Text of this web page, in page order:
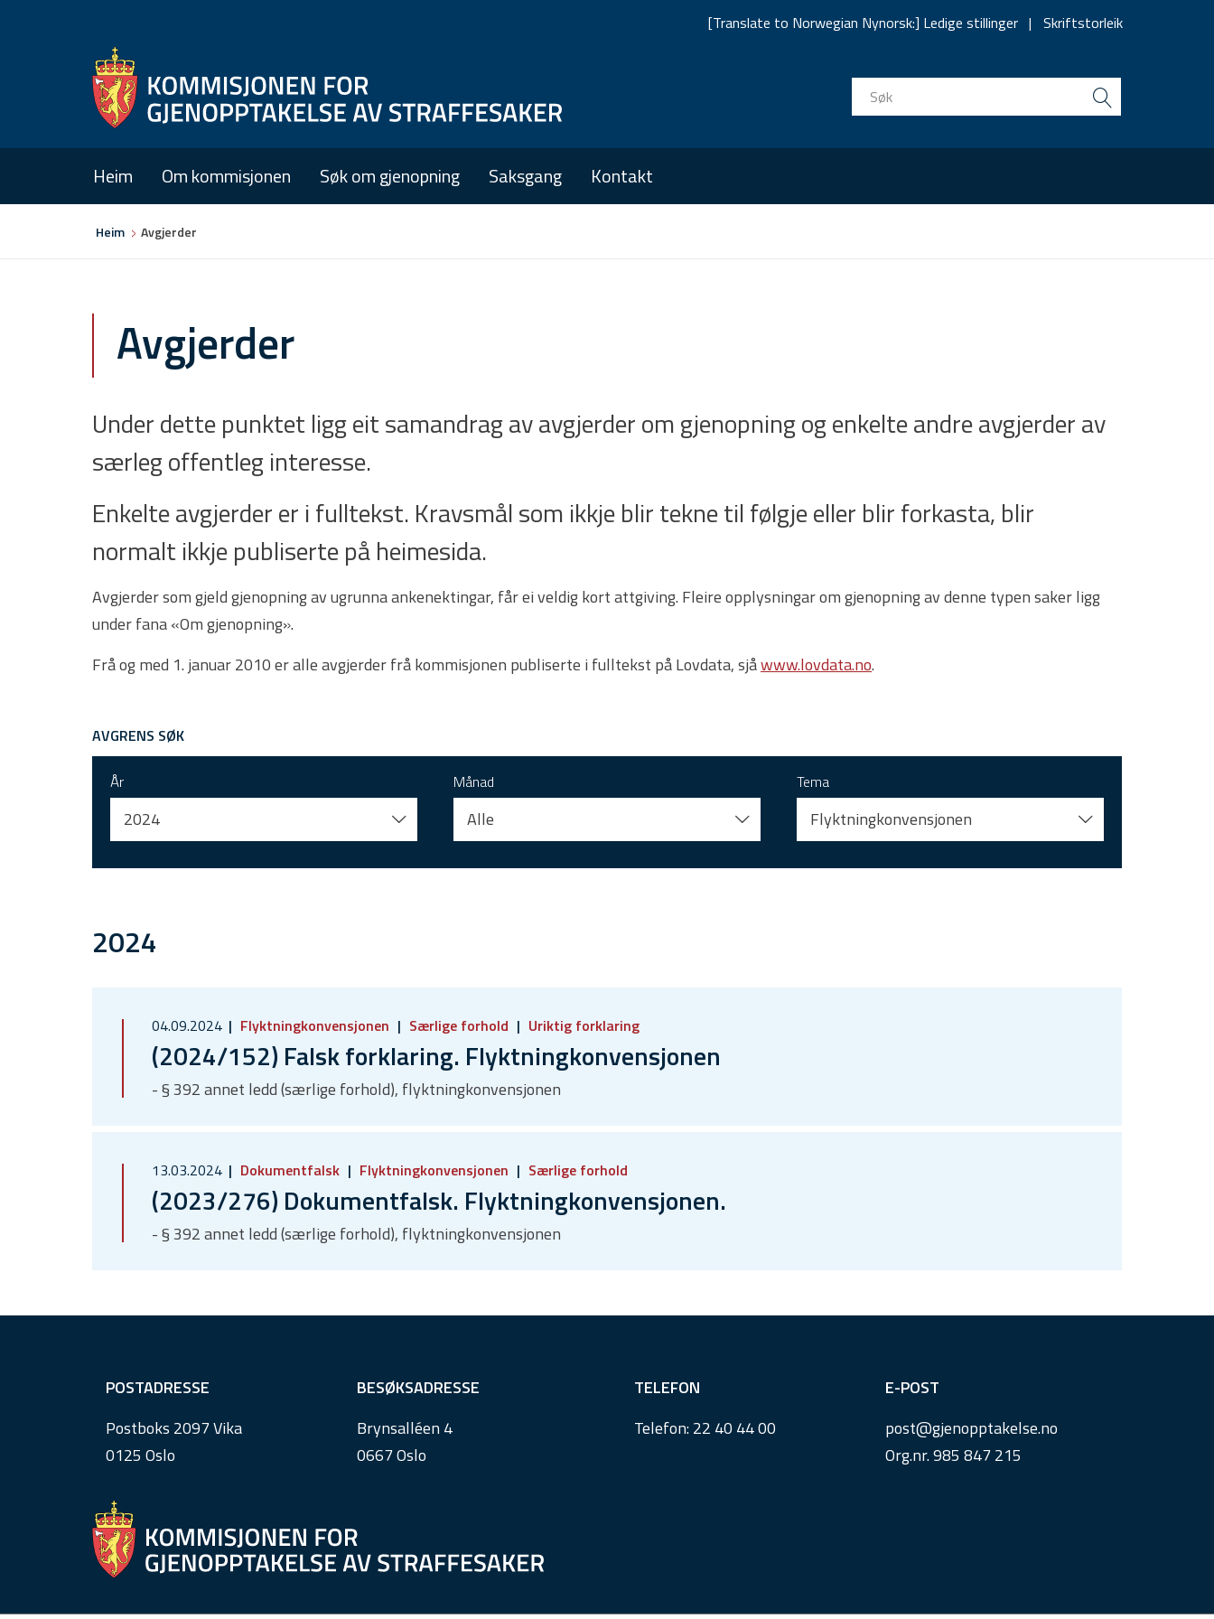
[Translate to Norwegian Nynorsk:] Ledige stillinger Skriftstorleik
Heim Om kommisjonen Søk om gjenopning Saksgang Kontakt
Heim Avgjerder
Avgjerder
Under dette punktet ligg eit samandrag av avgjerder om gjenopning og enkelte andre avgjerder av
særleg offentleg interesse.
Enkelte avgjerder er i fulltekst. Kravsmål som ikkje blir tekne til følgje eller blir forkasta, blir
normalt ikkje publiserte på heimesida.
Avgjerder som gjeld gjenopning av ugrunna ankenektingar, får ei veldig kort attgiving. Fleire opplysningar om gjenopning av denne typen saker ligg
under fana «Om gjenopning».
Frå og med 1. januar 2010 er alle avgjerder frå kommisjonen publiserte i fulltekst på Lovdata, sjåwww.lovdata.no.
AVGRENS SØK
År
2024
Månad
Alle
Tema
Flyktningkonvensjonen
2024
04.09.2024 Flyktningkonvensjonen Særlige forhold Uriktig forklaring
(2024/152) Falsk forklaring. Flyktningkonvensjonen
- § 392 annet ledd (særlige forhold), flyktningkonvensjonen
13.03.2024 Dokumentfalsk Flyktningkonvensjonen Særlige forhold
(2023/276) Dokumentfalsk. Flyktningkonvensjonen.
- § 392 annet ledd (særlige forhold), flyktningkonvensjonen
POSTADRESSE
Postboks 2097 Vika
0125 Oslo
BESØKSADRESSE
Brynsalléen 4
0667 Oslo
TELEFON
Telefon:22 40 44 00
E-POST
post@gjenopptakelse.no
Org.nr. 985 847 215